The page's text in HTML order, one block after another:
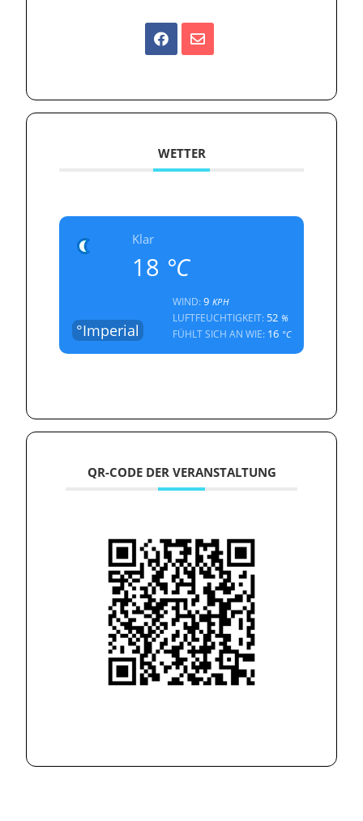
WETTER
Klar
18 °C
°Imperial
WIND:9 KPH
LUFTFEUCHTIGKEIT: 52 %
FÜHLT SICH AN WIE: 16 °C
QR-CODE DER VERANSTALTUNG